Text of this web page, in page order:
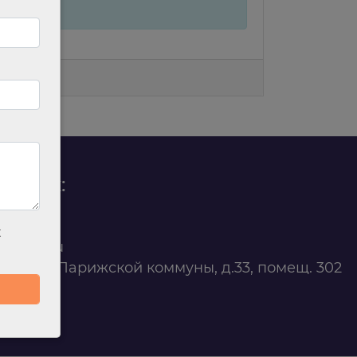
45
ул. Парижской коммуны, д.33, помещ. 302